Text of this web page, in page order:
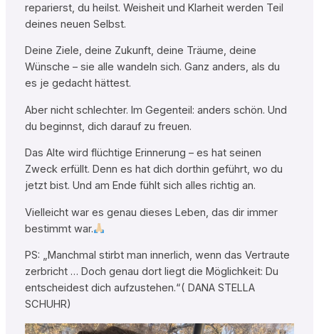
reparierst, du heilst. Weisheit und Klarheit werden Teil
deines neuen Selbst.
Deine Ziele, deine Zukunft, deine Träume, deine
Wünsche – sie alle wandeln sich. Ganz anders, als du
es je gedacht hättest.
Aber nicht schlechter. Im Gegenteil: anders schön. Und
du beginnst, dich darauf zu freuen.
Das Alte wird flüchtige Erinnerung – es hat seinen
Zweck erfüllt. Denn es hat dich dorthin geführt, wo du
jetzt bist. Und am Ende fühlt sich alles richtig an.
Vielleicht war es genau dieses Leben, das dir immer
bestimmt war.
PS: „Manchmal stirbt man innerlich, wenn das Vertraute
zerbricht … Doch genau dort liegt die Möglichkeit: Du
entscheidest dich aufzustehen.“( DANA STELLA
SCHUHR)